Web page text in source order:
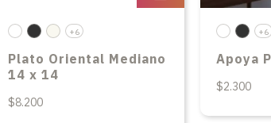
+6
Plato Oriental Mediano
14 x 14
$8.200
+6
Apoya
$2.300